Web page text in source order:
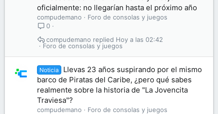
oficialmente: no llegarían hasta el próximo año
compudemano
Foro de consolas y juegos
0
Foro de consolas y juegos
Hoy a las 02:42
compudemano
Noticia
Llevas 23 años suspirando por el mismo
barco de Piratas del Caribe, ¿pero qué sabes
realmente sobre la historia de "La Jovencita
Traviesa"?
compudemano
Foro de consolas y juegos